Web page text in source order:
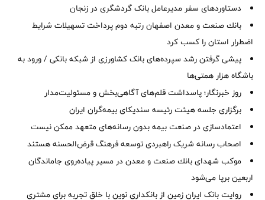
دستاوردهای سفر مدیرعامل بانک گردشگری در زنجان
بانك صنعت و معدن اصفهان رتبه دوم پرداخت تسهیلات شرایط
اضطرار استان را كسب كرد
پیشی گرفتن رشد سپرده‌های بانک کشاورزی از شبکه بانکی / ورود به
باشگاه هزار همتی‌ها
روز خبرنگار؛ پاسداشت قلم‌های آگاهی‌بخش و مسئولیت‌مدار
برگزاری جلسه هیئت رئیسه سندیکای بیمه‌گران ایران
اعتمادسازی در صنعت بیمه بدون رسانه‌های متعهد ممکن نیست
اصحاب رسانه شریک راهبردی توسعه فرهنگ قرض‌الحسنه هستند
موكب شهدای بانك صنعت و معدن در مسیر پیاده‌روی جاماندگان
اربعین برپا می‌شود
روایت بانک ایران زمین از بانکداری نوین با خلق تجربه برای مشتری